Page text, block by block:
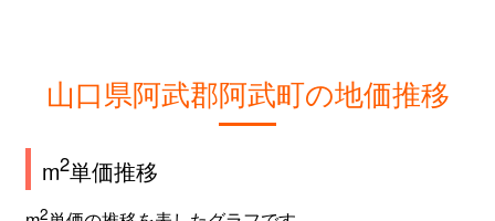
山口県阿武郡阿武町の地価推移
m2単価推移
2